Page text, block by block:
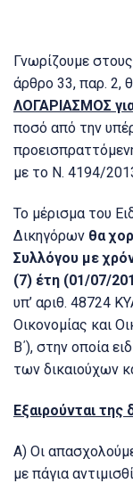
Γνωρίζουμε
άρθρο 33, παρ. 2,
ΛΟΓΑΡΙΑΣΜΟΣ
ποσό από την
με το Ν. 4194/
Το μέρισμα του
Δικηγόρων θα
Συλλόγου με
(7) έτη (01/07/
υπ’ αριθ. 48724
Οικονομίας και
Β΄), στην οποία
των δικαιούχων
Εξαιρούνται της
Α) Οι
με πάγια